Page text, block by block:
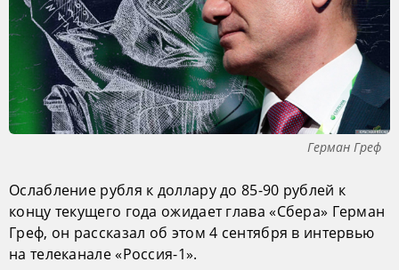
Герман Греф
Ослабление рубля к доллару до 85-90 рублей к
концу текущего года ожидает глава «Сбера» Герман
Греф, он рассказал об этом 4 сентября в интервью
на телеканале «Россия-1».